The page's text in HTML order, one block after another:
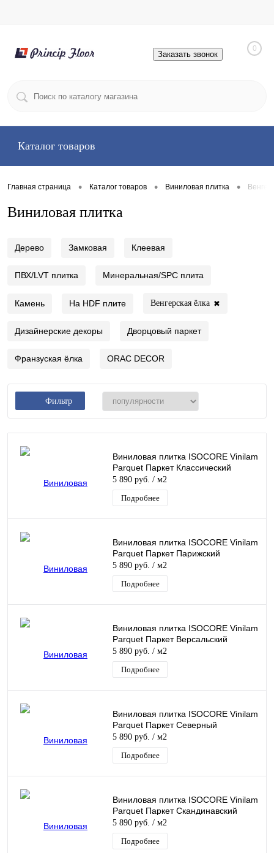
Заказать звонок
0
Каталог товаров
Главная страница • Каталог товаров • Виниловая плитка •
Виниловая плитка
Дерево Замковая Клеевая
ПВХ/LVT плитка Минеральная/SPC плита
Камень На HDF плите Венгерская ёлка ✖
Дизайнерские декоры Дворцовый паркет
Франзуская ёлка ORAC DECOR
Фильтр
Виниловая плитка ISOCORE Vinilam
Parquet Паркет Классический
5 890 руб. / м2
Подробнее
Виниловая плитка ISOCORE Vinilam
Parquet Паркет Парижский
5 890 руб. / м2
Подробнее
Виниловая плитка ISOCORE Vinilam
Parquet Паркет Версальский
5 890 руб. / м2
Подробнее
Виниловая плитка ISOCORE Vinilam
Parquet Паркет Северный
5 890 руб. / м2
Подробнее
Виниловая плитка ISOCORE Vinilam
Parquet Паркет Скандинавский
5 890 руб. / м2
Подробнее